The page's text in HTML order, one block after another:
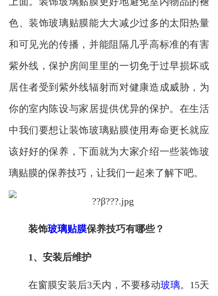
色、装饰玻璃贴膜能大大减少过多的太阳热量
和可见光的传播，并能阻隔几乎高标准的有害
紫外线，保护房间里里的一切免于过早损坏或
居住者受到紫外线辐射而对健康造成威胁，为
你的室内陈设与家居提供优异的保护。在生活
中我们要想让装饰玻璃贴膜使用寿命更长就应
该好好的保养，下面就为大家介绍一些装饰玻
璃贴膜的保养技巧，让我们一起来了解下吧。
装饰玻璃贴膜保养技巧有哪些？
1、安装后维护
在窗膜安装后3天内，不要移动玻璃 。15天